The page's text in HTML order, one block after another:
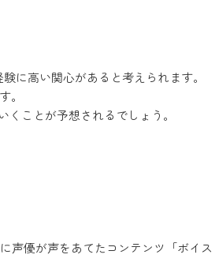
に高い関心があると考えられます。
。
ことが予想されるでしょう。
声優が声をあてたコンテンツ「ボイス